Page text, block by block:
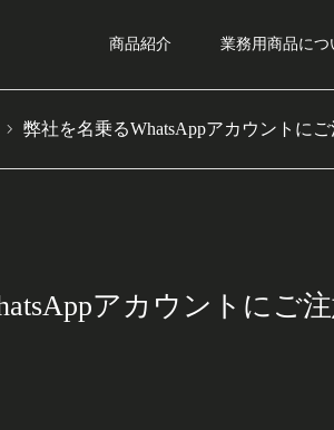
商品紹介 業務用商品につ
弊社を名乗るWhatsAppアカウントに
アカウントにご